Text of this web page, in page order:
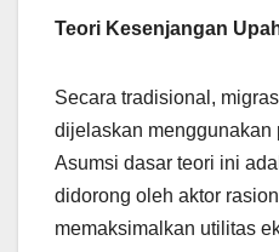
Teori Kesenjangan
Secara tradisional,
dijelaskan menggunakan
Asumsi dasar teori ini
didorong oleh aktor
memaksimalkan utilitas